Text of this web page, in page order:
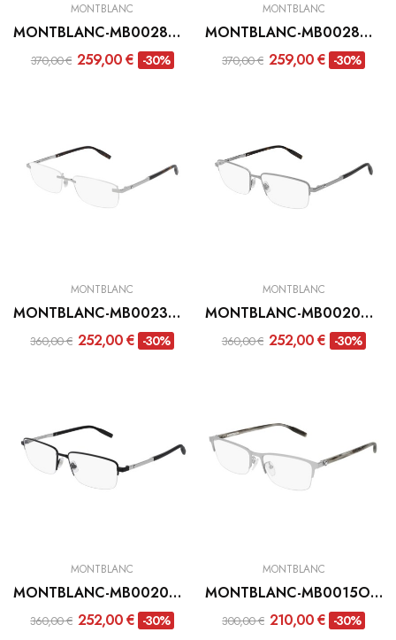
MONTBLANC
MONTBLANC-MB0028O-006
370,00 € 259,00 € -30%
MONTBLANC
MONTBLANC-MB0028O-001
370,00 € 259,00 € -30%
MONTBLANC
MONTBLANC-MB0023O-005
360,00 € 252,00 € -30%
MONTBLANC
MONTBLANC-MB0020O-005
360,00 € 252,00 € -30%
MONTBLANC
MONTBLANC-MB0020O-004
360,00 € 252,00 € -30%
MONTBLANC
MONTBLANC-MB0015O-003
300,00 € 210,00 € -30%